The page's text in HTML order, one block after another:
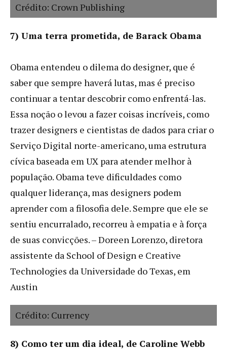
Crédito: Crown Publishing
7) Uma terra prometida, de Barack Obama
Obama entendeu o dilema do designer, que é
saber que sempre haverá lutas, mas é preciso
continuar a tentar descobrir como enfrentá-las.
Essa noção o levou a fazer coisas incríveis, como
trazer designers e cientistas de dados para criar o
Serviço Digital norte-americano, uma estrutura
cívica baseada em UX para atender melhor à
população. Obama teve dificuldades como
qualquer liderança, mas designers podem
aprender com a filosofia dele. Sempre que ele se
sentiu encurralado, recorreu à empatia e à força
de suas convicções. – Doreen Lorenzo, diretora
assistente da School of Design e Creative
Technologies da Universidade do Texas, em
Austin
Crédito: Currency
8) Como ter um dia ideal, de Caroline Webb